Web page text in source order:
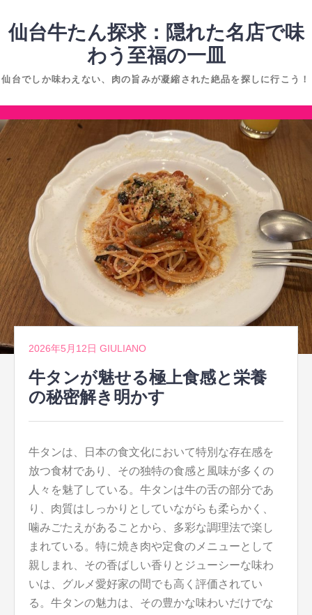
ン
ツ
へ
ス
キ
ッ
プ
仙台牛たん探求：隠れた名店で味
わう至福の一皿
仙台でしか味わえない、肉の旨みが凝縮された絶品を探しに行こう！
コ
テ
ン
ツ
へ
ス
キ
ッ
プ
2026年5月12日 GIULIANO
牛タンが魅せる極上食感と栄養
の秘密解き明かす
牛タンは、日本の食文化において特別な存在感を
放つ食材であり、その独特の食感と風味が多くの
人々を魅了している。 牛タンは牛の舌の部分であ
り、肉質はしっかりとしていながらも柔らかく、
噛みごたえがあることから、多彩な調理法で楽し
まれている。特に焼き肉や定食のメニューとして
親しまれ、その香ばしい香りとジューシーな味わ
いは、グルメ愛好家の間でも高く評価されてい
る。牛タンの魅力は、その豊かな味わいだけでな